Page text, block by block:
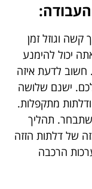
וגוזל זמן
יכול להימנע
לדעת איזה
ישנם שלושה
מתקפלות.
תהליך
של דלתות הזזה
הרכבה